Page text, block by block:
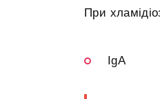
При
IgA